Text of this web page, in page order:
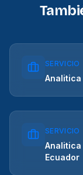
SERVICIO
Analitica
SERVICIO
Analitica
Ecuador